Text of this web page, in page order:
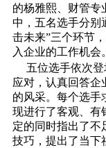
的杨雅熙、财管专
中，五名选手分别
击未来”三个环节
入企业的工作机会。
五位选手依次登
应对，认真回答企
的风采。每个选手
现进行了客观、有
定的同时指出了不
技巧，提出了当下